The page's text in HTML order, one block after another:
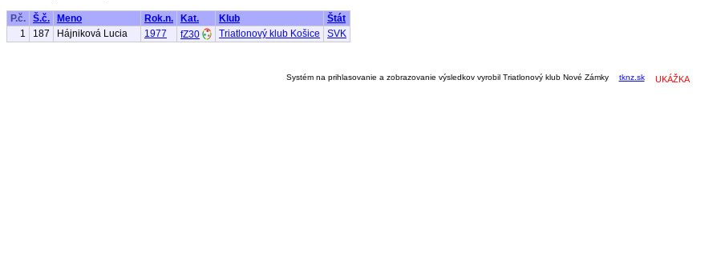
P.č. Š.č. Meno Rok.n. Kat. Klub
Štát
1
187 Hájniková Lucia 1977 fZ30 Triatlonový klub Košice SVK
Systém na prihlasovanie a zobrazovanie výsledkov vyrobil Triatlonový klub Nové Zámky tknz.sk UKÁŽKA